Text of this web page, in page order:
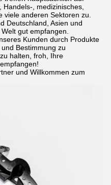
, medizinisches,
viele anderen Sektoren zu.
Deutschland, Asien und
gut empfangen.
Kunden durch Produkte
Bestimmung zu
halten, froh, Ihre
und Willkommen zum